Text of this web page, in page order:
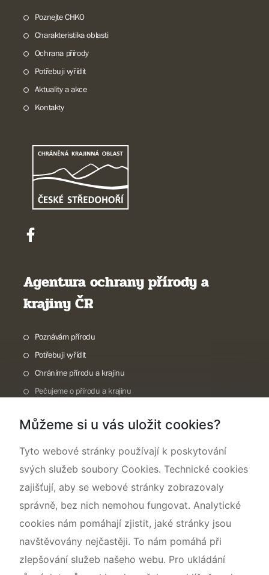
Poznejte CHKO
Charakteristika oblasti
Ochrana přírody
Potřebuji vyřídit
Aktuality a akce
Kontakty
Agentura ochrany přírody a
krajiny ČR
Poznávám přírodu
Potřebuji vyřídit
Chráníme přírodu a krajinu
Pečujeme o přírodu a krajinu
O nás
Můžeme si u vás uložit cookies?
Tyto webové stránky používají k poskytování
svých služeb soubory Cookies. Technické cookies
zajišťují, aby se webové stránky zobrazovaly
správně, bez nich nemohou fungovat. Analytické
cookies nám pomáhají zjistit, jaké stránky jsou
navštěvovány nejčastěji. To nám pomáhá při
zlepšování služeb našeho webu. Pro ukládání